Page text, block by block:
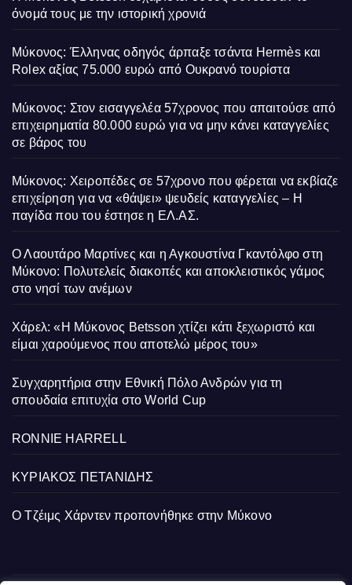
όνομά τους με την ιστορική χρονιά
Μύκονος: Έλληνας οδηγός άρπαξε τσάντα Hermès και
Rolex αξίας 75.000 ευρώ από Ουκρανό τουρίστα
Μύκονος: Στον εισαγγελέα 57χρονος που απαιτούσε από
επιχειρηματία 80.000 ευρώ για να μην κάνει καταγγελίες
σε βάρος του
Μύκονος: Χειροπέδες σε 57χρονο που φέρεται να εκβίαζε
επιχείρηση για να «θάψει» ψευδείς καταγγελίες – Η
παγίδα που του έστησε η ΕΛ.ΑΣ.
Ο Λαουτάρο Μαρτίνες και η Αγκουστίνα Γκαντόλφο στη
Μύκονο: Πολυτελείς διακοπές και αποκλειστικός γάμος
στο νησί των ανέμων
Χάρελ: «Η Μύκονος Betsson χτίζει κάτι ξεχωριστό και
είμαι χαρούμενος που αποτελώ μέρος του»
Συγχαρητήρια στην Εθνική Πόλο Ανδρών για τη
σπουδαία επιτυχία στο World Cup
RONNIE HARRELL
ΚΥΡΙΑΚΟΣ ΠΕΤΑΝΙΔΗΣ
Ο Τζέιμς Χάρντεν προπονήθηκε στην Μύκονο